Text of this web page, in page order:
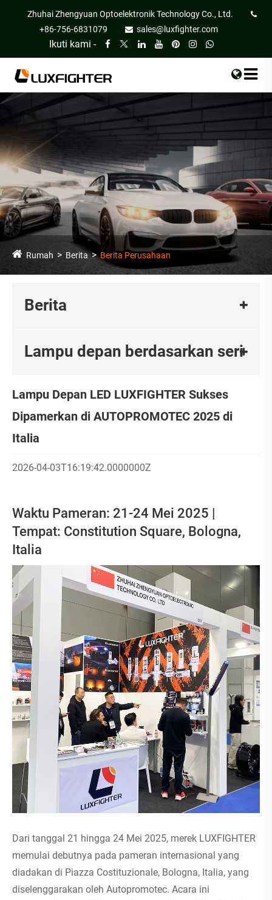
Zhuhai Zhengyuan Optoelektronik Technology Co., Ltd.
+86-756-6831079
sales@luxfighter.com
Ikuti kami -
Rumah Berita Berita Perusahaan
Berita
Lampu depan berdasarkan seri
Lampu Depan LED LUXFIGHTER Sukses
Dipamerkan di AUTOPROMOTEC 2025 di
Italia
2026-04-03T16:19:42.0000000Z
Waktu Pameran: 21-24 Mei 2025 |
Tempat: Constitution Square, Bologna,
Italia
Dari tanggal 21 hingga 24 Mei 2025, merek LUXFIGHTER
memulai debutnya pada pameran internasional yang
diadakan di Piazza Costituzionale, Bologna, Italia, yang
diselenggarakan oleh Autopromotec. Acara ini